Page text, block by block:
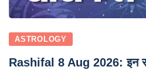
ASTROLOGY
Rashifal 8 Aug 2026: इन